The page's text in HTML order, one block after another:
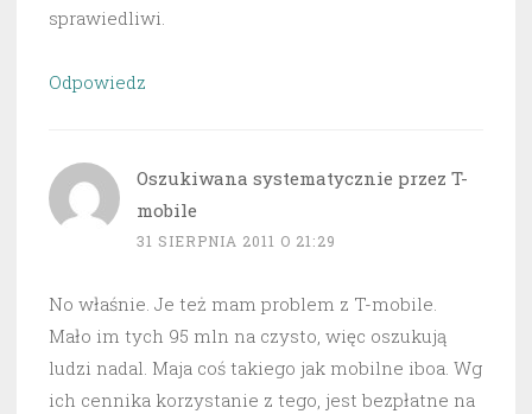
sprawiedliwi.
Odpowiedz
Oszukiwana systematycznie przez T-
mobile
31 SIERPNIA 2011 O 21:29
No właśnie. Je też mam problem z T-mobile.
Mało im tych 95 mln na czysto, więc oszukują
ludzi nadal. Maja coś takiego jak mobilne iboa. Wg
ich cennika korzystanie z tego, jest bezpłatne na